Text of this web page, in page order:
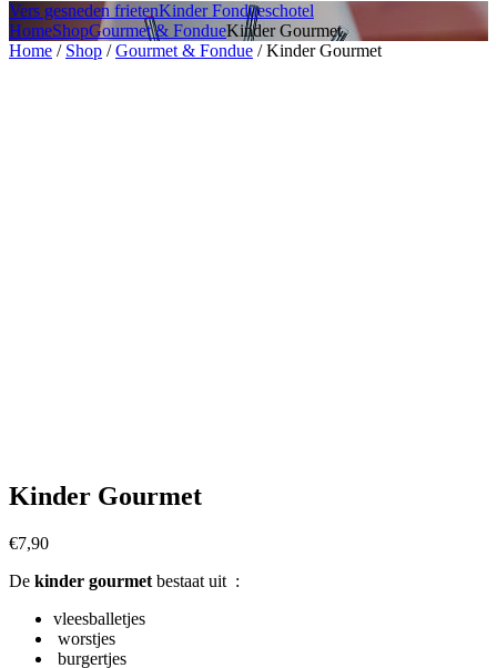
Vers gesneden frietenKinder Fondueschotel
HomeShopGourmet & FondueKinder Gourmet
Home / Shop /Gourmet & Fondue / Kinder Gourmet
Kinder Gourmet
€7,90
De kinder gourmet bestaat uit :
vleesballetjes
worstjes
burgertjes